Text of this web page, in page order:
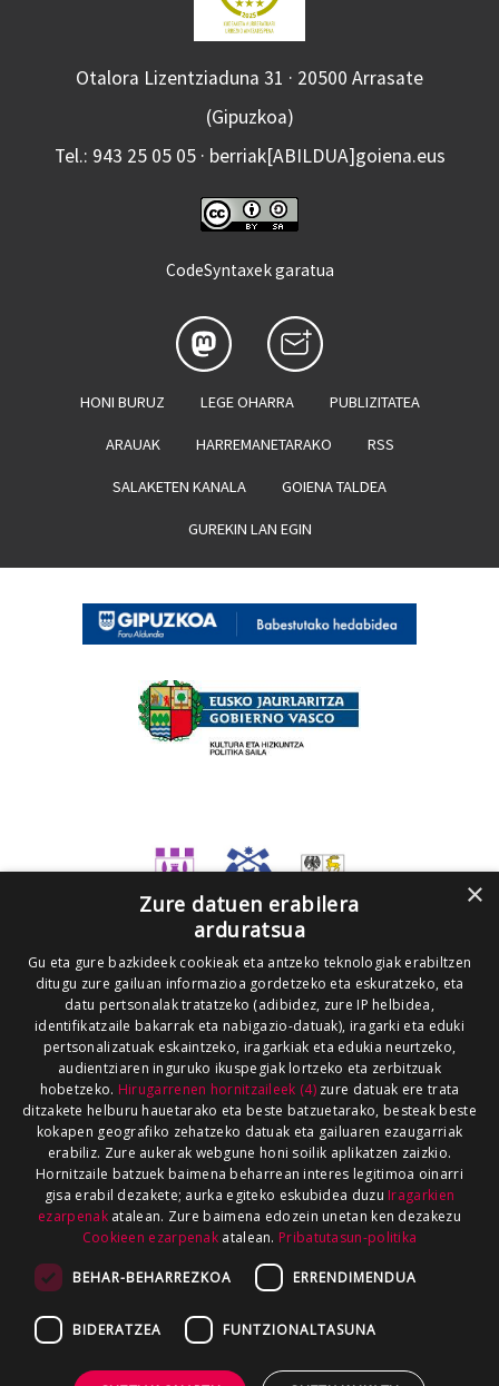
Otalora Lizentziaduna 31 · 20500 Arrasate
(Gipuzkoa)
Tel.: 943 25 05 05 · berriak[ABILDUA]goiena.eus
CodeSyntaxek garatua
HONI BURUZ LEGE OHARRA PUBLIZITATEA
ARAUAK HARREMANETARAKO RSS
SALAKETEN KANALA GOIENA TALDEA
GUREKIN LAN EGIN
×
Zure datuen erabilera
arduratsua
Gu eta gure bazkideek cookieak eta antzeko teknologiak erabiltzen
ditugu zure gailuan informazioa gordetzeko eta eskuratzeko, eta
datu pertsonalak tratatzeko (adibidez, zure IP helbidea,
identifikatzaile bakarrak eta nabigazio-datuak), iragarki eta eduki
pertsonalizatuak eskaintzeko, iragarkiak eta edukia neurtzeko,
audientziaren inguruko ikuspegiak lortzeko eta zerbitzuak
hobetzeko. Hirugarrenen hornitzaileek (4)zure datuak ere trata
ditzakete helburu hauetarako eta beste batzuetarako, besteak beste
kokapen geografiko zehatzeko datuak eta gailuaren ezaugarriak
erabiliz. Zure aukerak webgune honi soilik aplikatzen zaizkio.
Hornitzaile batzuek baimena beharrean interes legitimoa oinarri
gisa erabil dezakete; aurka egiteko eskubidea duzu Iragarkien
ezarpenakatalean. Zure baimena edozein unetan ken dezakezu
Cookieen ezarpenak atalean. Pribatutasun-politika
BEHAR-BEHARREZKOA ERRENDIMENDUA
BIDERATZEA FUNTZIONALTASUNA